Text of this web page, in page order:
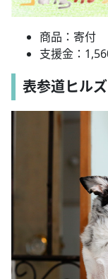
商品：寄付
支援金：
表参道ヒル